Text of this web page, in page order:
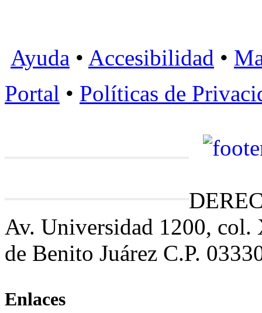
Ayuda • Accesibilidad •
Portal • Políticas de
Av. Universidad 1200,
de Benito Juárez C.P.
Enlaces